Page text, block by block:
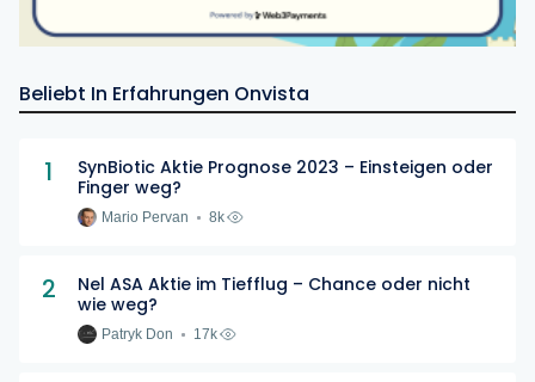
Beliebt In Erfahrungen Onvista
1
SynBiotic Aktie Prognose 2023 – Einsteigen oder
Finger weg?
Mario Pervan 8k
2
Nel ASA Aktie im Tiefflug – Chance oder nicht
wie weg?
Patryk Don 17k